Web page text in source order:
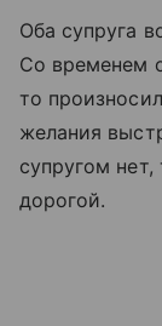
Оба супруга
Со временем
то
желания
супругом
дорогой.